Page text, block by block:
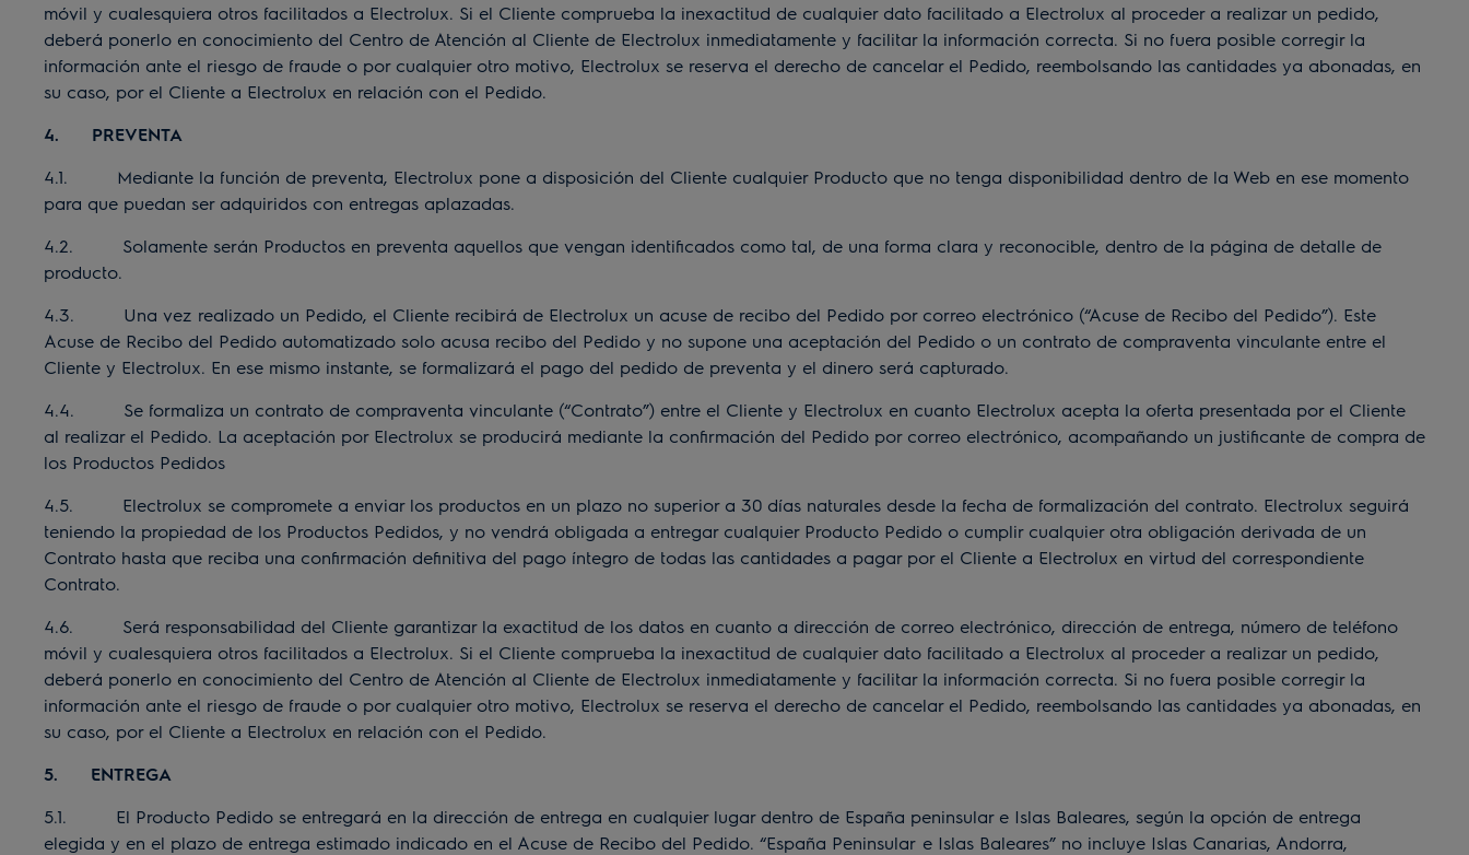
móvil y cualesquiera otros facilitados a Electrolux. Si el Cliente comprueba la inexactitud de cualquier dato facilitado a Electrolux al proceder a realizar un pedido,
deberá ponerlo en conocimiento del Centro de Atención al Cliente de Electrolux inmediatamente y facilitar la información correcta. Si no fuera posible corregir la
información ante el riesgo de fraude o por cualquier otro motivo, Electrolux se reserva el derecho de cancelar el Pedido, reembolsando las cantidades ya abonadas, en
su caso, por el Cliente a Electrolux en relación con el Pedido.
4. PREVENTA
4.1. Mediante la función de preventa, Electrolux pone a disposición del Cliente cualquier Producto que no tenga disponibilidad dentro de la Web en ese momento
para que puedan ser adquiridos con entregas aplazadas.
4.2. Solamente serán Productos en preventa aquellos que vengan identificados como tal, de una forma clara y reconocible, dentro de la página de detalle de
producto.
4.3. Una vez realizado un Pedido, el Cliente recibirá de Electrolux un acuse de recibo del Pedido por correo electrónico (“Acuse de Recibo del Pedido”). Este
Acuse de Recibo del Pedido automatizado solo acusa recibo del Pedido y no supone una aceptación del Pedido o un contrato de compraventa vinculante entre el
Cliente y Electrolux. En ese mismo instante, se formalizará el pago del pedido de preventa y el dinero será capturado.
4.4. Se formaliza un contrato de compraventa vinculante (“Contrato”) entre el Cliente y Electrolux en cuanto Electrolux acepta la oferta presentada por el Cliente
al realizar el Pedido. La aceptación por Electrolux se producirá mediante la confirmación del Pedido por correo electrónico, acompañando un justificante de compra de
los Productos Pedidos
4.5. Electrolux se compromete a enviar los productos en un plazo no superior a 30 días naturales desde la fecha de formalización del contrato. Electrolux seguirá
teniendo la propiedad de los Productos Pedidos, y no vendrá obligada a entregar cualquier Producto Pedido o cumplir cualquier otra obligación derivada de un
Contrato hasta que reciba una confirmación definitiva del pago íntegro de todas las cantidades a pagar por el Cliente a Electrolux en virtud del correspondiente
Contrato.
4.6. Será responsabilidad del Cliente garantizar la exactitud de los datos en cuanto a dirección de correo electrónico, dirección de entrega, número de teléfono
móvil y cualesquiera otros facilitados a Electrolux. Si el Cliente comprueba la inexactitud de cualquier dato facilitado a Electrolux al proceder a realizar un pedido,
deberá ponerlo en conocimiento del Centro de Atención al Cliente de Electrolux inmediatamente y facilitar la información correcta. Si no fuera posible corregir la
información ante el riesgo de fraude o por cualquier otro motivo, Electrolux se reserva el derecho de cancelar el Pedido, reembolsando las cantidades ya abonadas, en
su caso, por el Cliente a Electrolux en relación con el Pedido.
5. ENTREGA
5.1. El Producto Pedido se entregará en la dirección de entrega en cualquier lugar dentro de España peninsular e Islas Baleares, según la opción de entrega
elegida y en el plazo de entrega estimado indicado en el Acuse de Recibo del Pedido. “España Peninsular e Islas Baleares” no incluye Islas Canarias, Andorra,